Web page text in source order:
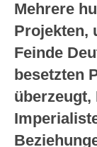
Mehrere
Projekten,
Feinde
besetzten
überzeugt,